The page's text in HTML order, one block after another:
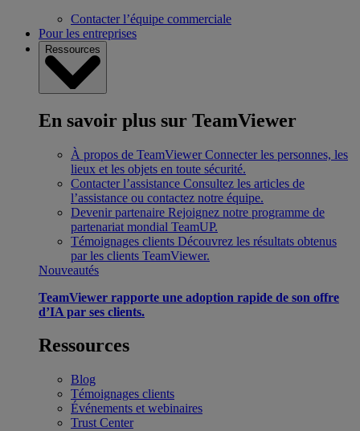
Contacter l’équipe commerciale
Pour les entreprises
Ressources
En savoir plus sur TeamViewer
À propos de TeamViewer Connecter les personnes, les
lieux et les objets en toute sécurité.
Contacter l’assistance Consultez les articles de
l’assistance ou contactez notre équipe.
Devenir partenaire Rejoignez notre programme de
partenariat mondial TeamUP.
Témoignages clients Découvrez les résultats obtenus
par les clients TeamViewer.
Nouveautés
TeamViewer rapporte une adoption rapide de son offre
d’IA par ses clients.
Ressources
Blog
Témoignages clients
Événements et webinaires
Trust Center